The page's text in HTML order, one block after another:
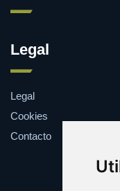
Legal
Legal
Cookies
Contacto